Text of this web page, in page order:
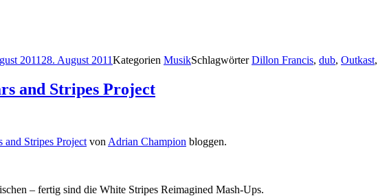
2011 28. August 2011Kategorien MusikSchlagwörterDillon Francis, dub, Outkast,
and Stripes Project
and Stripes Project von Adrian Champion bloggen.
– fertig sind die White Stripes Reimagined Mash-Ups.